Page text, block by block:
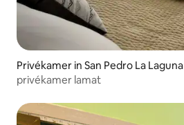
Privékamer in San Pedro La Laguna
privékamer lamat